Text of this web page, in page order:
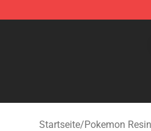
Pokemon Keycap Shop -
Startseite/Pokemon